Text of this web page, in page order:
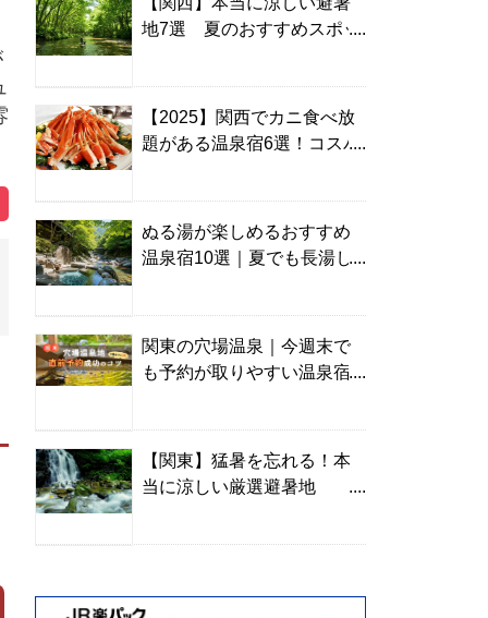
地7選 夏のおすすめスポッ
【2025】関西でカニ食べ放
題がある温泉宿6選！コスパ
ぬる湯が楽しめるおすすめ
温泉宿10選｜夏でも長湯し
関東の穴場温泉｜今週末で
も予約が取りやすい温泉宿
【関東】猛暑を忘れる！本
当に涼しい厳選避暑地